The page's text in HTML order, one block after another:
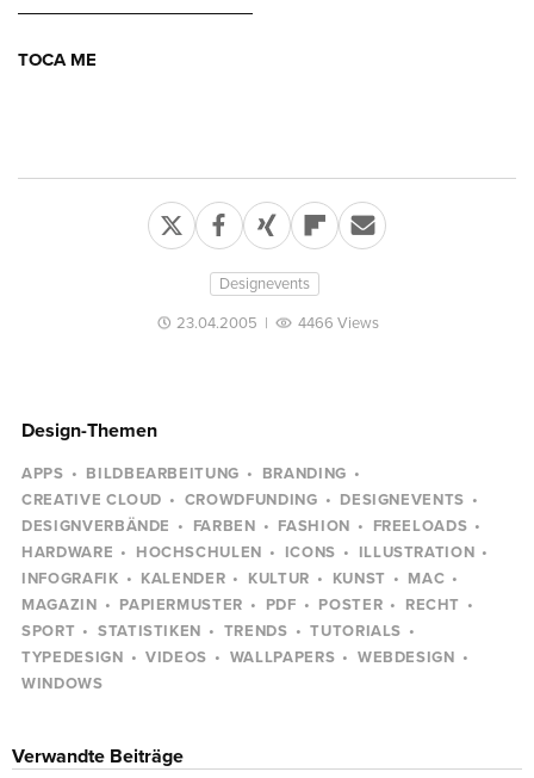
TOCA ME
Designevents
23.04.2005 | 4466 Views
Design-Themen
APPS BILDBEARBEITUNG
BRANDING
CREATIVE CLOUD
CROWDFUNDING
DESIGNEVENTS
DESIGNVERBÄNDE
FARBEN FASHION
FREELOADS
HARDWARE
HOCHSCHULEN ICONS
ILLUSTRATION
INFOGRAFIK
KALENDER KULTUR KUNST
MAC
MAGAZIN
PAPIERMUSTER PDF POSTER
RECHT
SPORT
STATISTIKEN TRENDS
TUTORIALS
TYPEDESIGN
VIDEOS WALLPAPERS
WEBDESIGN
WINDOWS
Verwandte Beiträge